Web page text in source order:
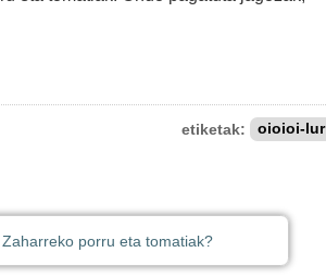
etiketak: oioioi-lur
porru eta tomatiak?